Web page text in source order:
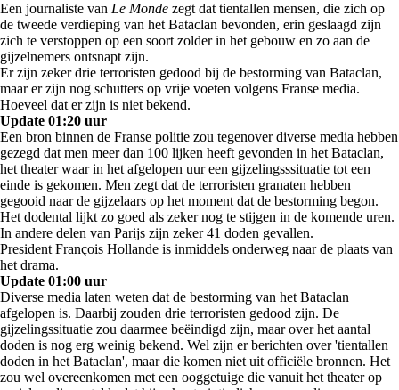
Een journaliste van Le Monde zegt dat tientallen mensen, die zich op
de tweede verdieping van het Bataclan bevonden, erin geslaagd zijn
zich te verstoppen op een soort zolder in het gebouw en zo aan de
gijzelnemers ontsnapt zijn.
Er zijn zeker drie terroristen gedood bij de bestorming van Bataclan,
maar er zijn nog schutters op vrije voeten volgens Franse media.
Hoeveel dat er zijn is niet bekend.
Update 01:20 uur
Een bron binnen de Franse politie zou tegenover diverse media hebben
gezegd dat men meer dan 100 lijken heeft gevonden in het Bataclan,
het theater waar in het afgelopen uur een gijzelingsssituatie tot een
einde is gekomen. Men zegt dat de terroristen granaten hebben
gegooid naar de gijzelaars op het moment dat de bestorming begon.
Het dodental lijkt zo goed als zeker nog te stijgen in de komende uren.
In andere delen van Parijs zijn zeker 41 doden gevallen.
President François Hollande is inmiddels onderweg naar de plaats van
het drama.
Update 01:00 uur
Diverse media laten weten dat de bestorming van het Bataclan
afgelopen is. Daarbij zouden drie terroristen gedood zijn. De
gijzelingssituatie zou daarmee beëindigd zijn, maar over het aantal
doden is nog erg weinig bekend. Wel zijn er berichten over 'tientallen
doden in het Bataclan', maar die komen niet uit officiële bronnen. Het
zou wel overeenkomen met een ooggetuige die vanuit het theater op